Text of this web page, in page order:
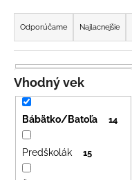
R
a
d
e
n
i
p
o
Odporúčame Najlacnejšie
Vhodný vek
Bábätko/Batoľa 14
Predškolák 15
HĽADAŤ
O
d